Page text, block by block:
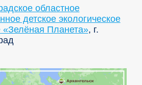
областное
детское экологическое
Планета», г.